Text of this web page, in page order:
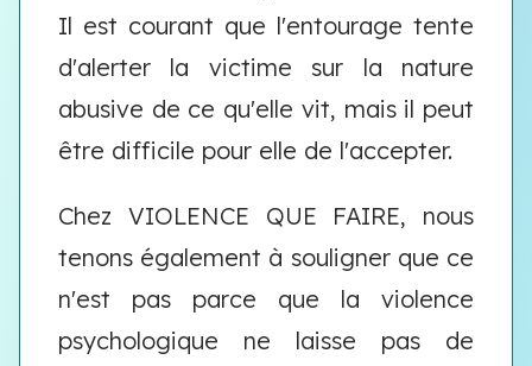
Il est courant que l'entourage tente
d'alerter la victime sur la nature
abusive de ce qu'elle vit, mais il peut
être difficile pour elle de l'accepter.
Chez VIOLENCE QUE FAIRE, nous
tenons également à souligner que ce
n'est pas parce que la violence
psychologique ne laisse pas de